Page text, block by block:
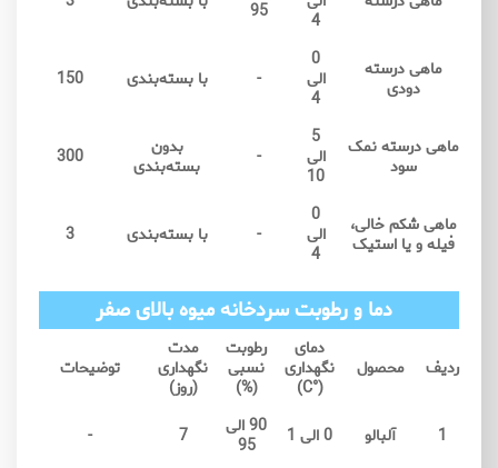
4
95
ماهی درسته
دودی
0
الی
4
- با بسته‌بندی 150
ماهی درسته نمک
سود
5
الی
10
- بدون
بسته‌بندی 300
ماهی شکم خالی،
فیله و یا استیک
0
الی
4
- با بسته‌بندی 3
دما و رطوبت سردخانه میوه بالای صفر
ردیف محصول
دمای
نگهداری
(°C)
رطوبت
نسبی
(%)
مدت
نگهداری
(روز)
توضیحات
1 آلبالو 0 الی 1 90 الی
95
7
-